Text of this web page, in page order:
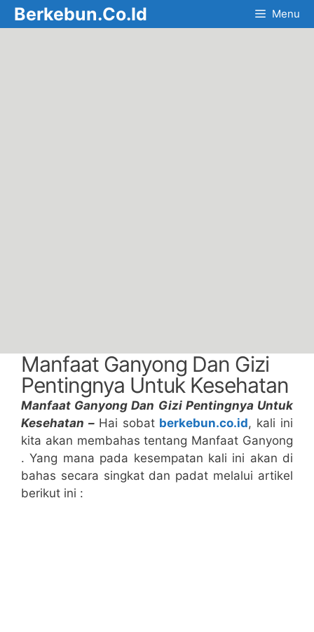
Skip
to
Berkebun.Co.Id Menu
Manfaat Ganyong Dan Gizi
Pentingnya Untuk Kesehatan
Manfaat Ganyong Dan Gizi Pentingnya Untuk
Kesehatan – Hai sobat berkebun.co.id, kali ini
kita akan membahas tentang Manfaat Ganyong
. Yang mana pada kesempatan kali ini akan di
bahas secara singkat dan padat melalui artikel
berikut ini :